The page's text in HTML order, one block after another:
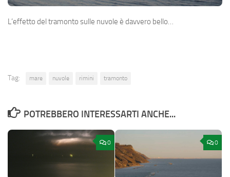
L’effetto del tramonto sulle nuvole è davvero bello…
Tag: mare nuvole rimini tramonto
POTREBBERO INTERESSARTI ANCHE...
0 0